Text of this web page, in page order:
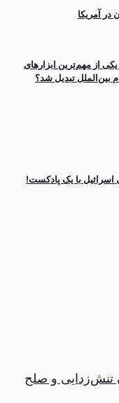
در آمریکا
از مهم‌ترین ابزارهای
بین‌الملل تبدیل شد؟
میلیون دلار لابی اسرائیل با یک پادکست!
تنش‌زدایی و صلح